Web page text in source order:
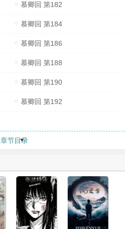
慕卿回 第182
慕卿回 第184
慕卿回 第186
慕卿回 第188
慕卿回 第190
慕卿回 第192
章节目录